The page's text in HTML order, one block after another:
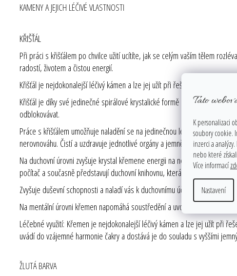
Tato
K personalizaci
soubory cookie.
inzerci a
nebo které
Více informací
Nastavení
KAMENY A JEJICH LÉČIVÉ VLASTNOSTI
KŘIŠŤÁL
Při práci s křišťálem po chvilce užití ucítíte, jak se celým vaším tělem
radostí, životem a čistou energií.
Křišťál je nejdokonalejší léčivý kámen a lze jej užít při řešení jakéhokoli
Křišťál je díky své jedinečné spirálové krystalické formě nejúčinnější
odblokovávat.
Práce s křišťálem umožňuje naladění se na jedinečnou léčivou energii,
nerovnováhu. Čistí a uzdravuje jednotlivé orgány a jemnější vyšší těla.
Na duchovní úrovni zvyšuje krystal křemene energii na nejvyšší možnou
počítač a současně představují duchovní knihovnu, která čeká, až do ní
Zvyšuje duševní schopnosti a naladí vás k duchovnímu účelu, pro nějž
Na mentální úrovni křemen napomáhá soustředění a uvolňuje dosud
Léčebné využití: Křemen je nejdokonalejší léčivý kámen a lze jej užít při
uvádí do vzájemné harmonie čakry a dostává je do souladu s vyššími
ŽLUTÁ BARVA